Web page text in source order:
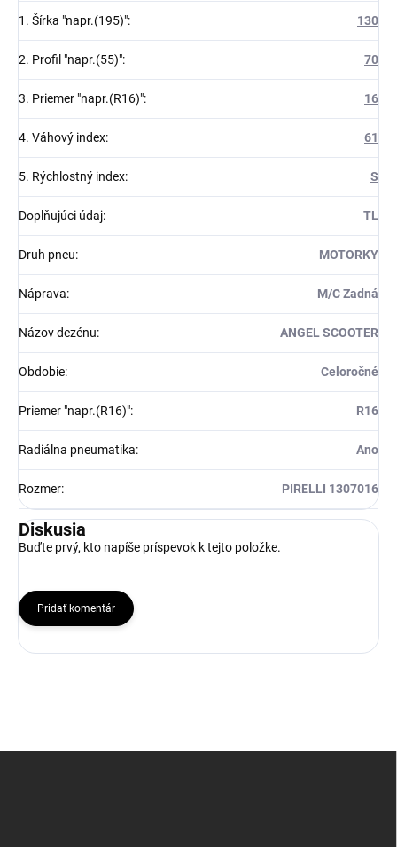
1. Šírka "napr.(195)": 130
2. Profil "napr.(55)": 70
3. Priemer "napr.(R16)": 16
4. Váhový index: 61
5. Rýchlostný index: S
Doplňujúci údaj: TL
Druh pneu: MOTORKY
Náprava: M/C Zadná
Názov dezénu: ANGEL SCOOTER
Obdobie: Celoročné
Priemer "napr.(R16)": R16
Radiálna pneumatika: Ano
Rozmer: PIRELLI 1307016
Diskusia
Buďte prvý, kto napíše príspevok k tejto položke.
Pridať komentár